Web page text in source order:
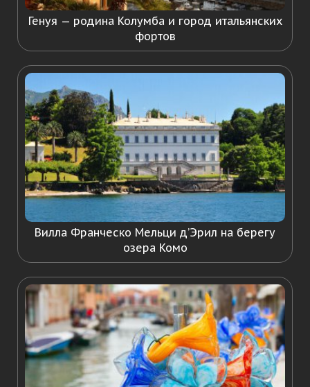
Генуя — родина Колумба и город итальянских
фортов
Вилла Франческо Мельци д’Эрил на берегу
озера Комо